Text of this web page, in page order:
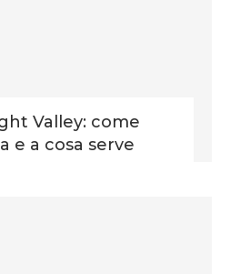
Valley: come
e a cosa serve